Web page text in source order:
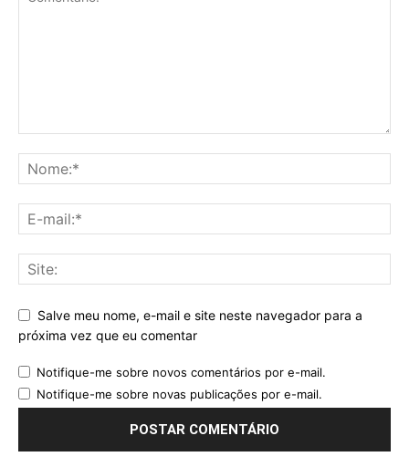
Salve meu nome, e-mail e site neste navegador para a
próxima vez que eu comentar
Notifique-me sobre novos comentários por e-mail.
Notifique-me sobre novas publicações por e-mail.